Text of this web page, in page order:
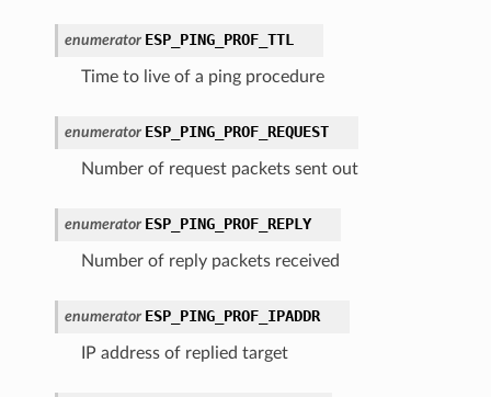
enumerator ESP_PING_PROF_TTL
Time to live of a ping procedure
enumerator ESP_PING_PROF_REQUEST
Number of request packets sent out
enumerator ESP_PING_PROF_REPLY
Number of reply packets received
enumerator ESP_PING_PROF_IPADDR
IP address of replied target